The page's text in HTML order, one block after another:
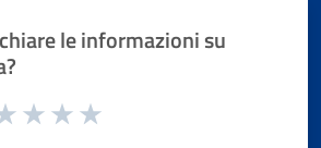
le informazioni su
la pagina